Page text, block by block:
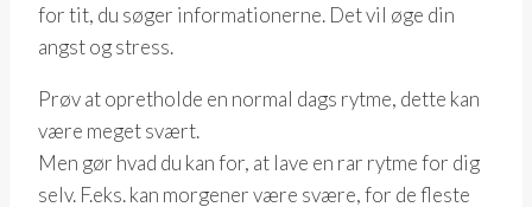
for tit, du søger informationerne. Det vil øge din
angst og stress.
Prøv at opretholde en normal dags rytme, dette kan
være meget svært.
Men gør hvad du kan for, at lave en rar rytme for dig
selv. F.eks. kan morgener være svære, for de fleste